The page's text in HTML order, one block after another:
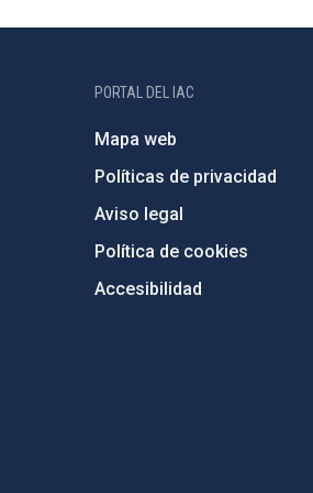
PORTAL DEL IAC
Mapa web
Políticas de privacidad
Aviso legal
Política de cookies
Accesibilidad